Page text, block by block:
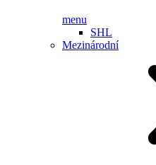
menu
SHL
Mezinárodní